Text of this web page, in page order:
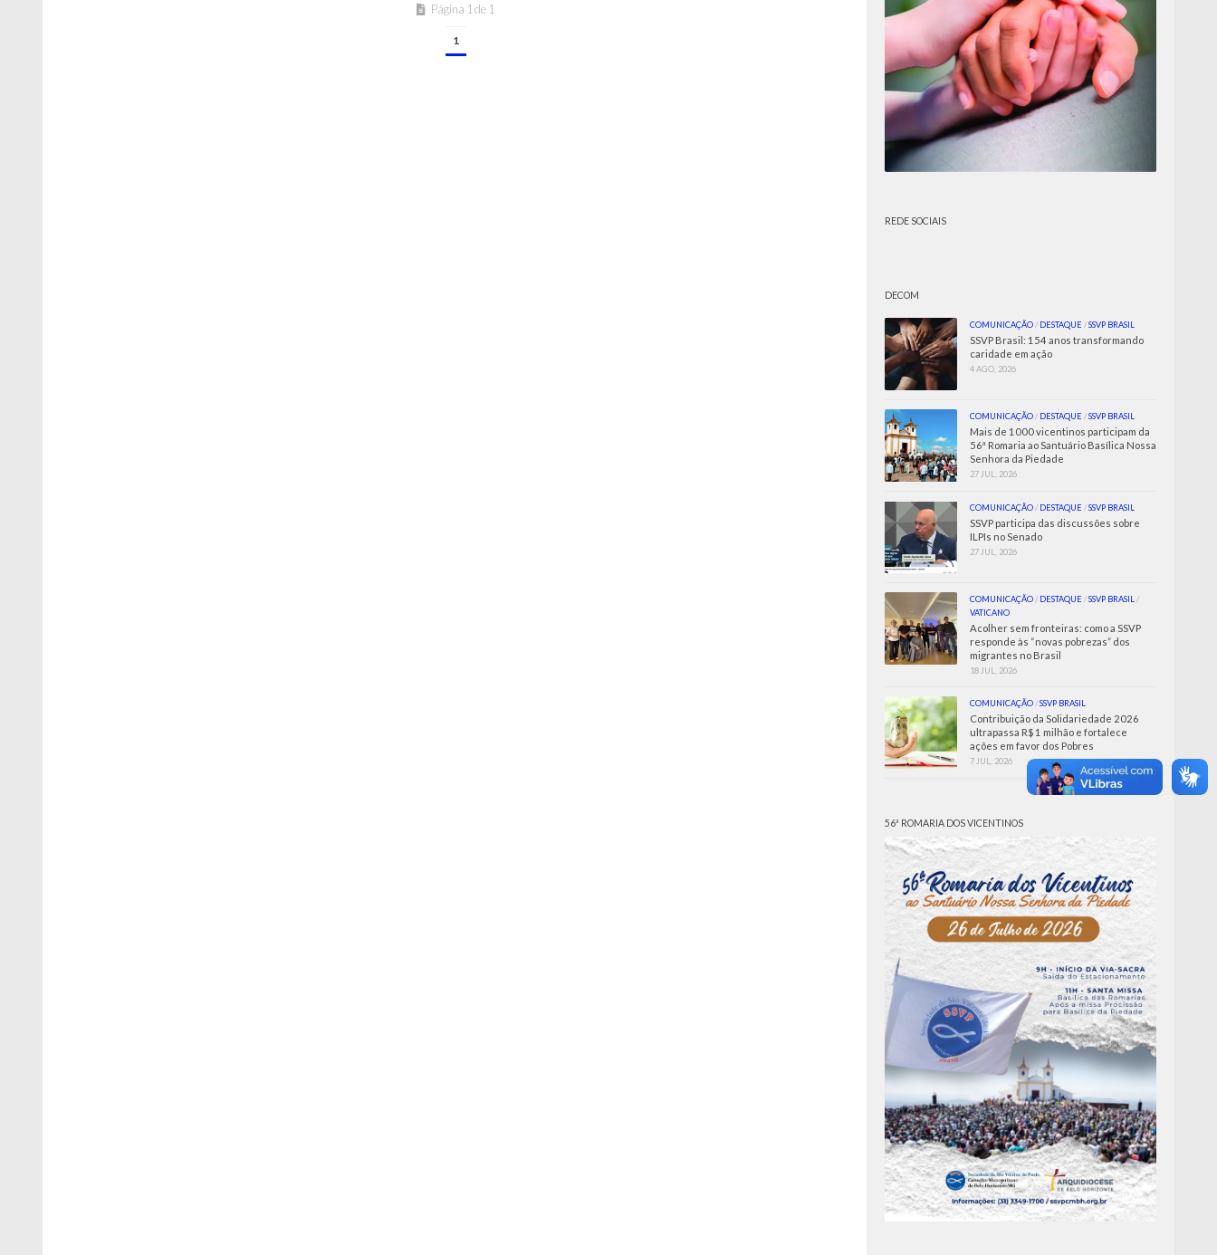
Página 1 de 1
1
REDE SOCIAIS
DECOM
COMUNICAÇÃO/ DESTAQUE /SSVP BRASIL
SSVP Brasil: 154 anos transformando
caridade em ação
4 AGO, 2026
COMUNICAÇÃO/ DESTAQUE /SSVP BRASIL
Mais de 1000 vicentinos participam da
56ª Romaria ao Santuário Basílica Nossa
Senhora da Piedade
27 JUL, 2026
COMUNICAÇÃO/ DESTAQUE /SSVP BRASIL
SSVP participa das discussões sobre
ILPIs no Senado
27 JUL, 2026
COMUNICAÇÃO/ DESTAQUE /SSVP BRASIL/
VATICANO
Acolher sem fronteiras: como a SSVP
responde às “novas pobrezas” dos
migrantes no Brasil
18 JUL, 2026
COMUNICAÇÃO/SSVP BRASIL
Contribuição da Solidariedade 2026
ultrapassa R$ 1 milhão e fortalece
ações em favor dos Pobres
7 JUL, 2026
56ª ROMARIA DOS VICENTINOS